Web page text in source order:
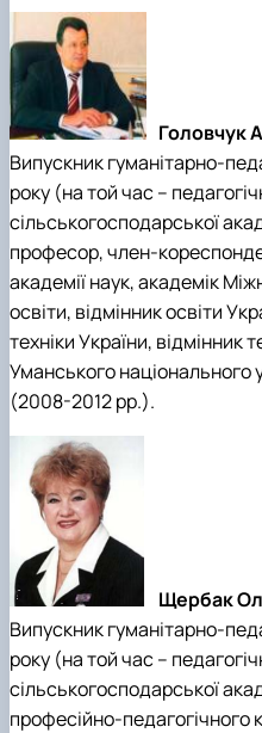
Головчук
Випускник гуманітарно-
року (на той час –
сільськогосподарської
професор, член-
академії наук, академік
освіти, відмінник освіти
техніки України, відмінник
Уманського національного
(2008-2012 рр.).
Щербак
Випускник гуманітарно-
року (на той час –
сільськогосподарської
професійно-